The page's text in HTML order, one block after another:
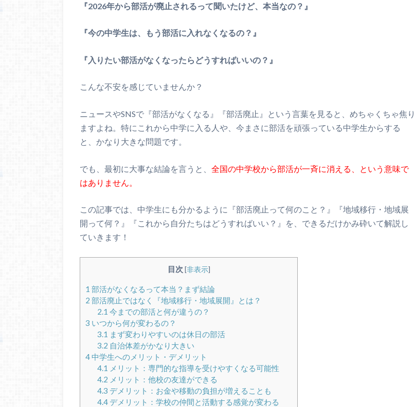
『2026年から部活が廃止されるって聞いたけど、本当なの？』
『今の中学生は、もう部活に入れなくなるの？』
『入りたい部活がなくなったらどうすればいいの？』
こんな不安を感じていませんか？
ニュースやSNSで『部活がなくなる』『部活廃止』という言葉を見ると、めちゃくちゃ焦り
ますよね。特にこれから中学に入る人や、今まさに部活を頑張っている中学生からする
と、かなり大きな問題です。
でも、最初に大事な結論を言うと、 全国の中学校から部活が一斉に消える、という意味で
はありません。
この記事では、中学生にも分かるように『部活廃止って何のこと？』『地域移行・地域展
開って何？』『これから自分たちはどうすればいい？』を、できるだけかみ砕いて解説し
ていきます！
目次 [非表示]
1 部活がなくなるって本当？まず結論
2 部活廃止ではなく『地域移行・地域展開』とは？
2.1 今までの部活と何が違うの？
3 いつから何が変わるの？
3.1 まず変わりやすいのは休日の部活
3.2 自治体差がかなり大きい
4中学生へのメリット・デメリット
4.1 メリット：専門的な指導を受けやすくなる可能性
4.2 メリット：他校の友達ができる
4.3 デメリット：お金や移動の負担が増えることも
4.4デメリット：学校の仲間と活動する感覚が変わる